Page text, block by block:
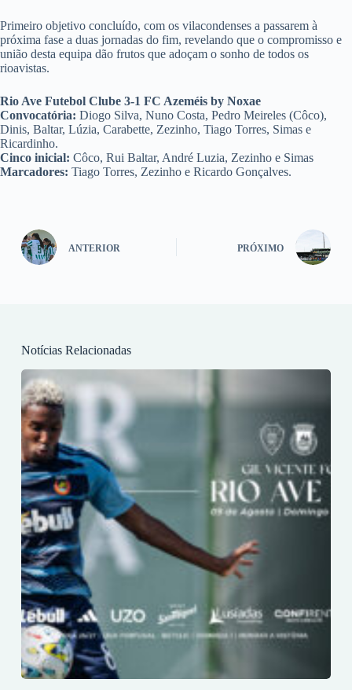
Primeiro objetivo concluído, com os vilacondenses a passarem à
próxima fase a duas jornadas do fim, revelando que o compromisso e
união desta equipa dão frutos que adoçam o sonho de todos os
rioavistas.
Rio Ave Futebol Clube 3-1 FC Azeméis by Noxae
Convocatória: Diogo Silva, Nuno Costa, Pedro Meireles (Côco),
Dinis, Baltar, Lúzia, Carabette, Zezinho, Tiago Torres, Simas e
Ricardinho.
Cinco inicial: Côco, Rui Baltar, André Luzia, Zezinho e Simas
Marcadores: Tiago Torres, Zezinho e Ricardo Gonçalves.
ANTERIOR PRÓXIMO
Notícias Relacionadas